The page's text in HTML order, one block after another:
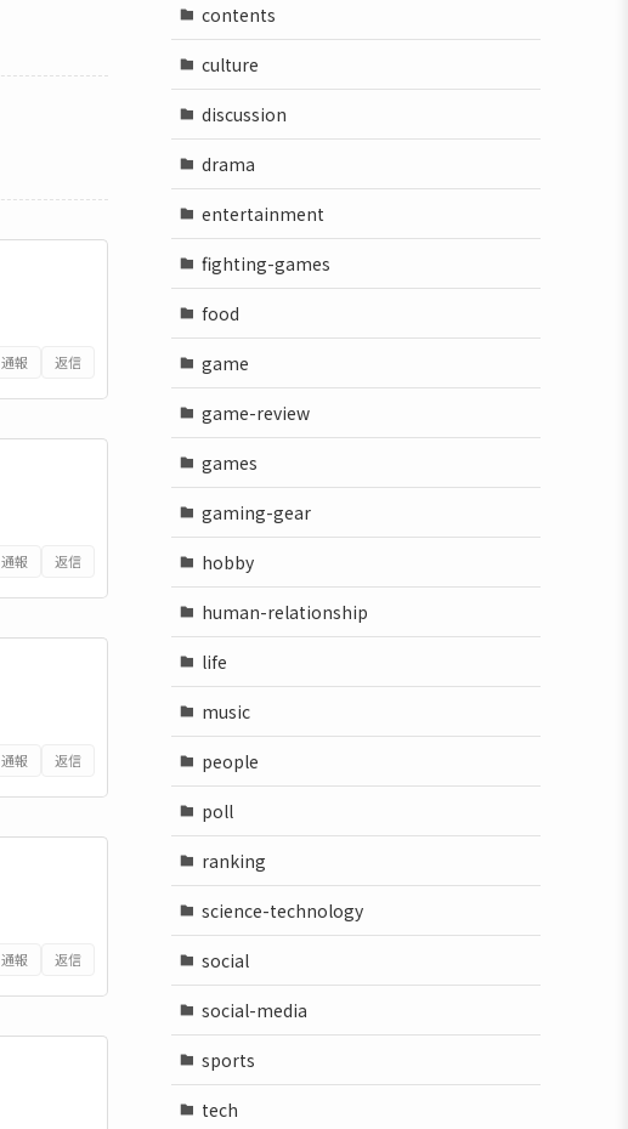
通報 返信
通報 返信
通報 返信
通報 返信
contents
culture
discussion
drama
entertainment
fighting-games
food
game
game-review
games
gaming-gear
hobby
human-relationship
life
music
people
poll
ranking
science-technology
social
social-media
sports
tech